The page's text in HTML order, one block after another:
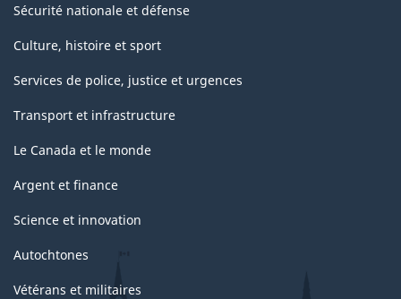
Sécurité nationale et défense
Culture, histoire et sport
Services de police, justice et urgences
Transport et infrastructure
Le Canada et le monde
Argent et finance
Science et innovation
Autochtones
Vétérans et militaires